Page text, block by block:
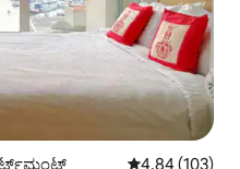
5 ರಲ್ಲಿ 4.84
4.84 (103)